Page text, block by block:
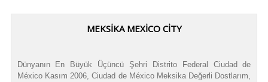
MEKSIKA MEXICO CITY
Dünyanın En Büyük Üçüncü Şehri Distrito Federal Ciudad de
México Kasım 2006, Ciudad de México Meksika Değerli Dostlarım,